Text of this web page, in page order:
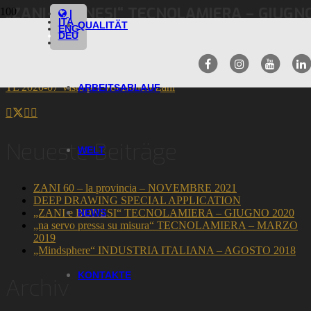
|
ITA
ENG
DEU
QUALITÄT
ARBEITSABLAUF
WELT
NEWS
KONTAKTE
„ZANI E BONESI“ TECNOLAMIERA –
TL 2020-07 Visto per Voi Bonesi Zani
Neueste Beiträge
ZANI 60 – la provincia – NOVEMBRE 2021
DEEP DRAWING SPECIAL APPLICATION
„ZANI e BONESI“ TECNOLAMIERA – GIUGNO 2020
„na servo pressa su misura“ TECNOLAMIERA – MARZO
2019
„Mindsphere“ INDUSTRIA ITALIANA – AGOSTO 2018